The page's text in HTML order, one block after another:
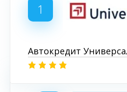
1
Автокредит